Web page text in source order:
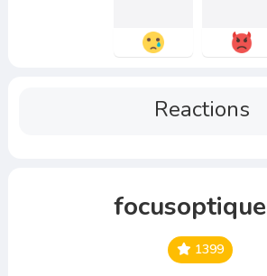
Reactions
focusoptique
1399